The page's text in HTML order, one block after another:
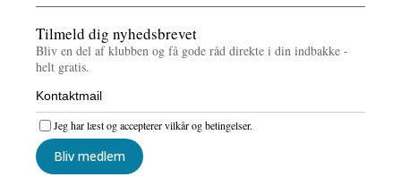
Tilmeld dig nyhedsbrevet
Bliv en del af klubben og få gode råd direkte i din indbakke -
helt gratis.
Bliv medlem
Jeg har læst og accepterer vilkår og betingelser.